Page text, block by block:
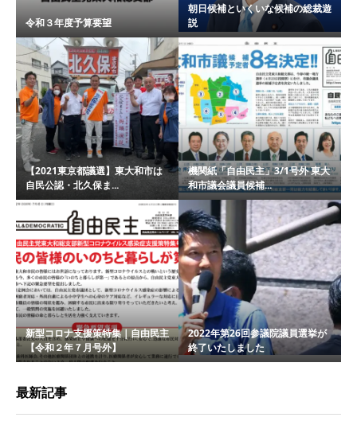
令和３年度予算要望
朝日候補といくいな候補の総裁遊
説
【2021東京都議選】東大和市は
自民公認・北久保ま...
機関紙「自由民主」3/1号外 東大
和市議会議員候補...
新型コロナ支援策特集｜自由民主
【令和２年７月号外】
2022年第26回参議院議員選挙が
終了いたしました
最新記事